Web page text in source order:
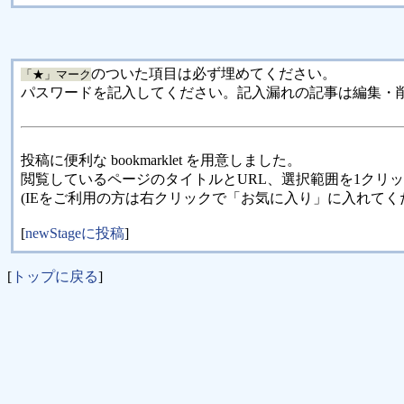
「★」マークのついた項目は必ず埋めてください。
パスワードを記入してください。記入漏れの記事は編集・
投稿に便利な bookmarklet を用意しました。
閲覧しているページのタイトルとURL、選択範囲を1クリ
(IEをご利用の方は右クリックで「お気に入り」に入れてく
[newStageに投稿]
[ トップに戻る]